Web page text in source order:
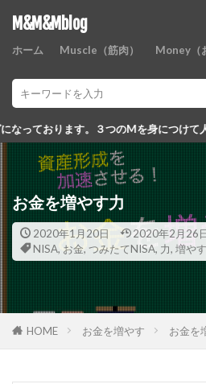
M&M&Mblog
ホーム Muscle（筋肉） Money（
のMを身につけて人生を豊かにしましょ
お金を増やす力
2020年1月20日 2020年2月26
NISA, お金, つみたてNISA, 力, 増やす
HOME お金を増やす お金を